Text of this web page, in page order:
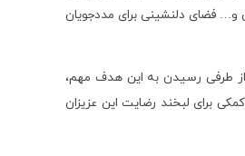
و… فضای دلنشینی برای مددجویان
از طرفی رسیدن به این هدف مهم،
برای لبخند رضایت این عزیزان